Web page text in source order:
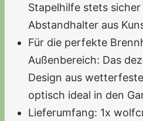
Stapelhilfe stets
Abstandhalter aus
Für die perfekte
Außenbereich: Das
Design aus
optisch ideal in den
Lieferumfang: 1x